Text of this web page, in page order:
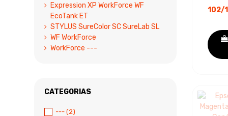
102/
Expression XP WorkForce WF
EcoTank ET
STYLUS SureColor SC SureLab SL
WF WorkForce
WorkForce ---
CATEGORIAS
--- (2)